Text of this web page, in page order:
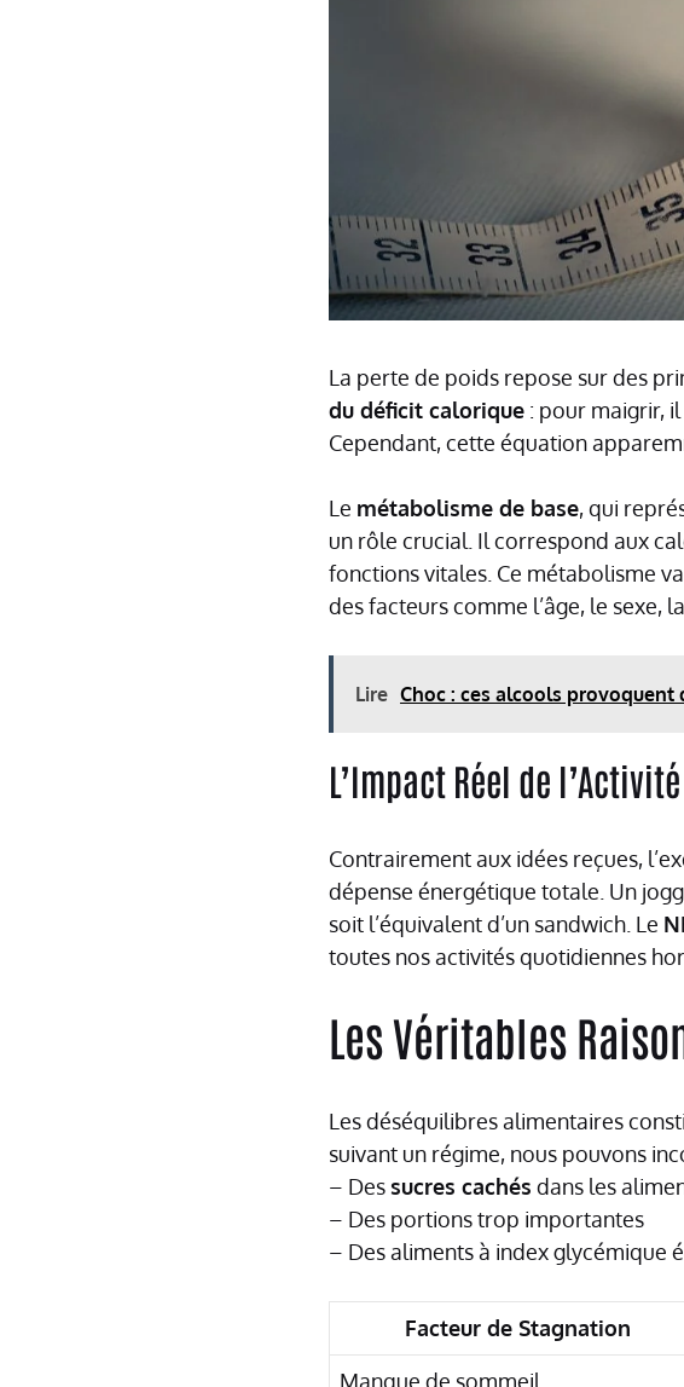
La perte de poids repose sur des
du déficit calorique : pour maigrir,
Cependant, cette équation
Le métabolisme de base, qui
un rôle crucial. Il correspond aux
fonctions vitales. Ce métabolisme
des facteurs comme l’âge, le sexe,
Lire Choc : ces alcools provoquent
L’Impact Réel de
Contrairement aux idées reçues,
dépense énergétique totale. Un
soit l’équivalent d’un sandwich. Le
toutes nos activités quotidiennes
Les Véritables
Les déséquilibres alimentaires
suivant un régime, nous pouvons
– Des sucres cachés dans les
– Des portions trop importantes
– Des aliments à index glycémique
Facteur de Stagnation
Manque de sommeil